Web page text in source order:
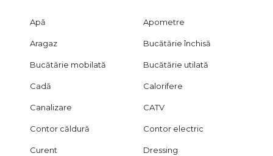
Apă Apometre
Aragaz Bucătărie închisă
Bucătărie mobilată Bucătărie utilată
Cadă Calorifere
Canalizare CATV
Contor căldură Contor electric
Curent Dressing